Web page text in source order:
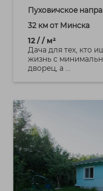
Пуховичское
32 км от Минска
12 / / м²
Дача для тех, кто
жизнь с
дворец, а ...